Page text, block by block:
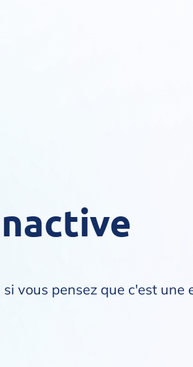
vous pensez que c'est une